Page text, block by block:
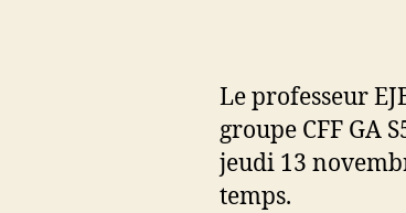
Le professeur
groupe CFF GA
jeudi 13
temps.